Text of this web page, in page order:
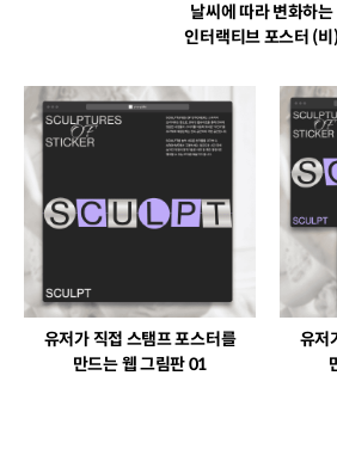
날씨에 따라 변화하는
인터랙티브 포스터 (비)
유저가 직접 스탬프 포스터를
만드는 웹 그림판 01
유저